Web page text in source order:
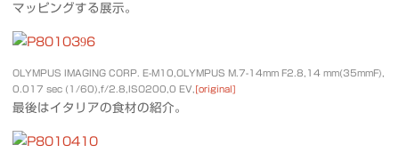
マッピングする展示。
OLYMPUS IMAGING CORP. E-M10,OLYMPUS M.7-14mm F2.8,14 mm(35mmF),
0.017 sec (1/60),f/2.8,ISO200,0 EV, [original]
最後はイタリアの食材の紹介。